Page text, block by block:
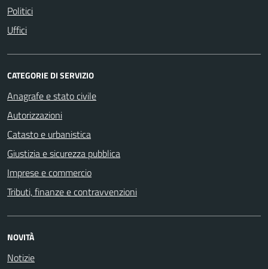
Politici
Uffici
CATEGORIE DI SERVIZIO
Anagrafe e stato civile
Autorizzazioni
Catasto e urbanistica
Giustizia e sicurezza pubblica
Imprese e commercio
Tributi, finanze e contravvenzioni
NOVITÀ
Notizie